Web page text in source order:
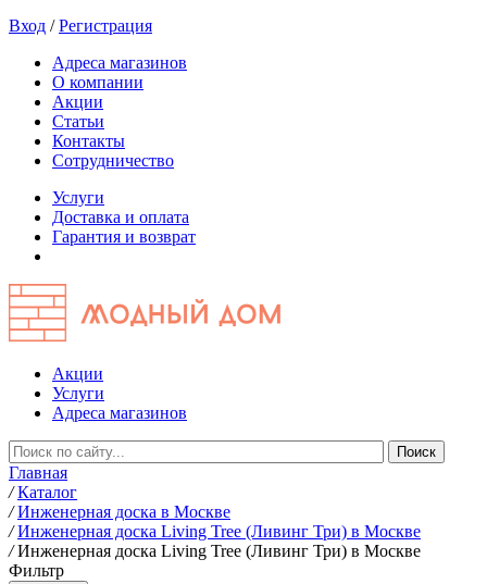
Вход /Регистрация
Адреса магазинов
О компании
Акции
Статьи
Контакты
Сотрудничество
Услуги
Доставка и оплата
Гарантия и возврат
Акции
Услуги
Адреса магазинов
Главная
/ Каталог
/ Инженерная доска в Москве
/ Инженерная доска Living Tree (Ливинг Три) в Москве
/ Инженерная доска Living Tree (Ливинг Три) в Москве
Фильтр